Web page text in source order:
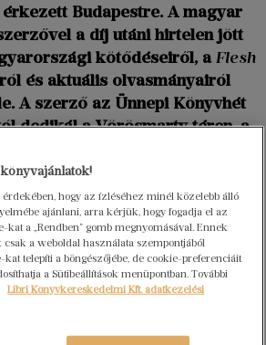
Budapestre. A magyar
a díj utáni hirtelen jött
kötődéseiről, aFlesh
és aktuális olvasmányairól
A szerző az Ünnepi Könyvhét
dedikál a Vörösmarty téren, a
egyetlen nyilvános dedikálása.
Magyarországon?
Magyarországon, nagyjából
gyermekem Magyarországon
Igyekszem rendszeresen időt
havonta egy hetet
érdekében, hogy az ízléséhez minél közelebb álló
ajánlani, arra kérjük, hogy fogadja el az
kat a „Rendben” gomb megnyomásával. Ennek
a weboldal használata szempontjából
kat telepíti a böngészőjébe, de cookie-preferenciáit
a Sütibeállítások menüpontban. További
Libri Könyvkereskedelmi Kft. adatkezelési